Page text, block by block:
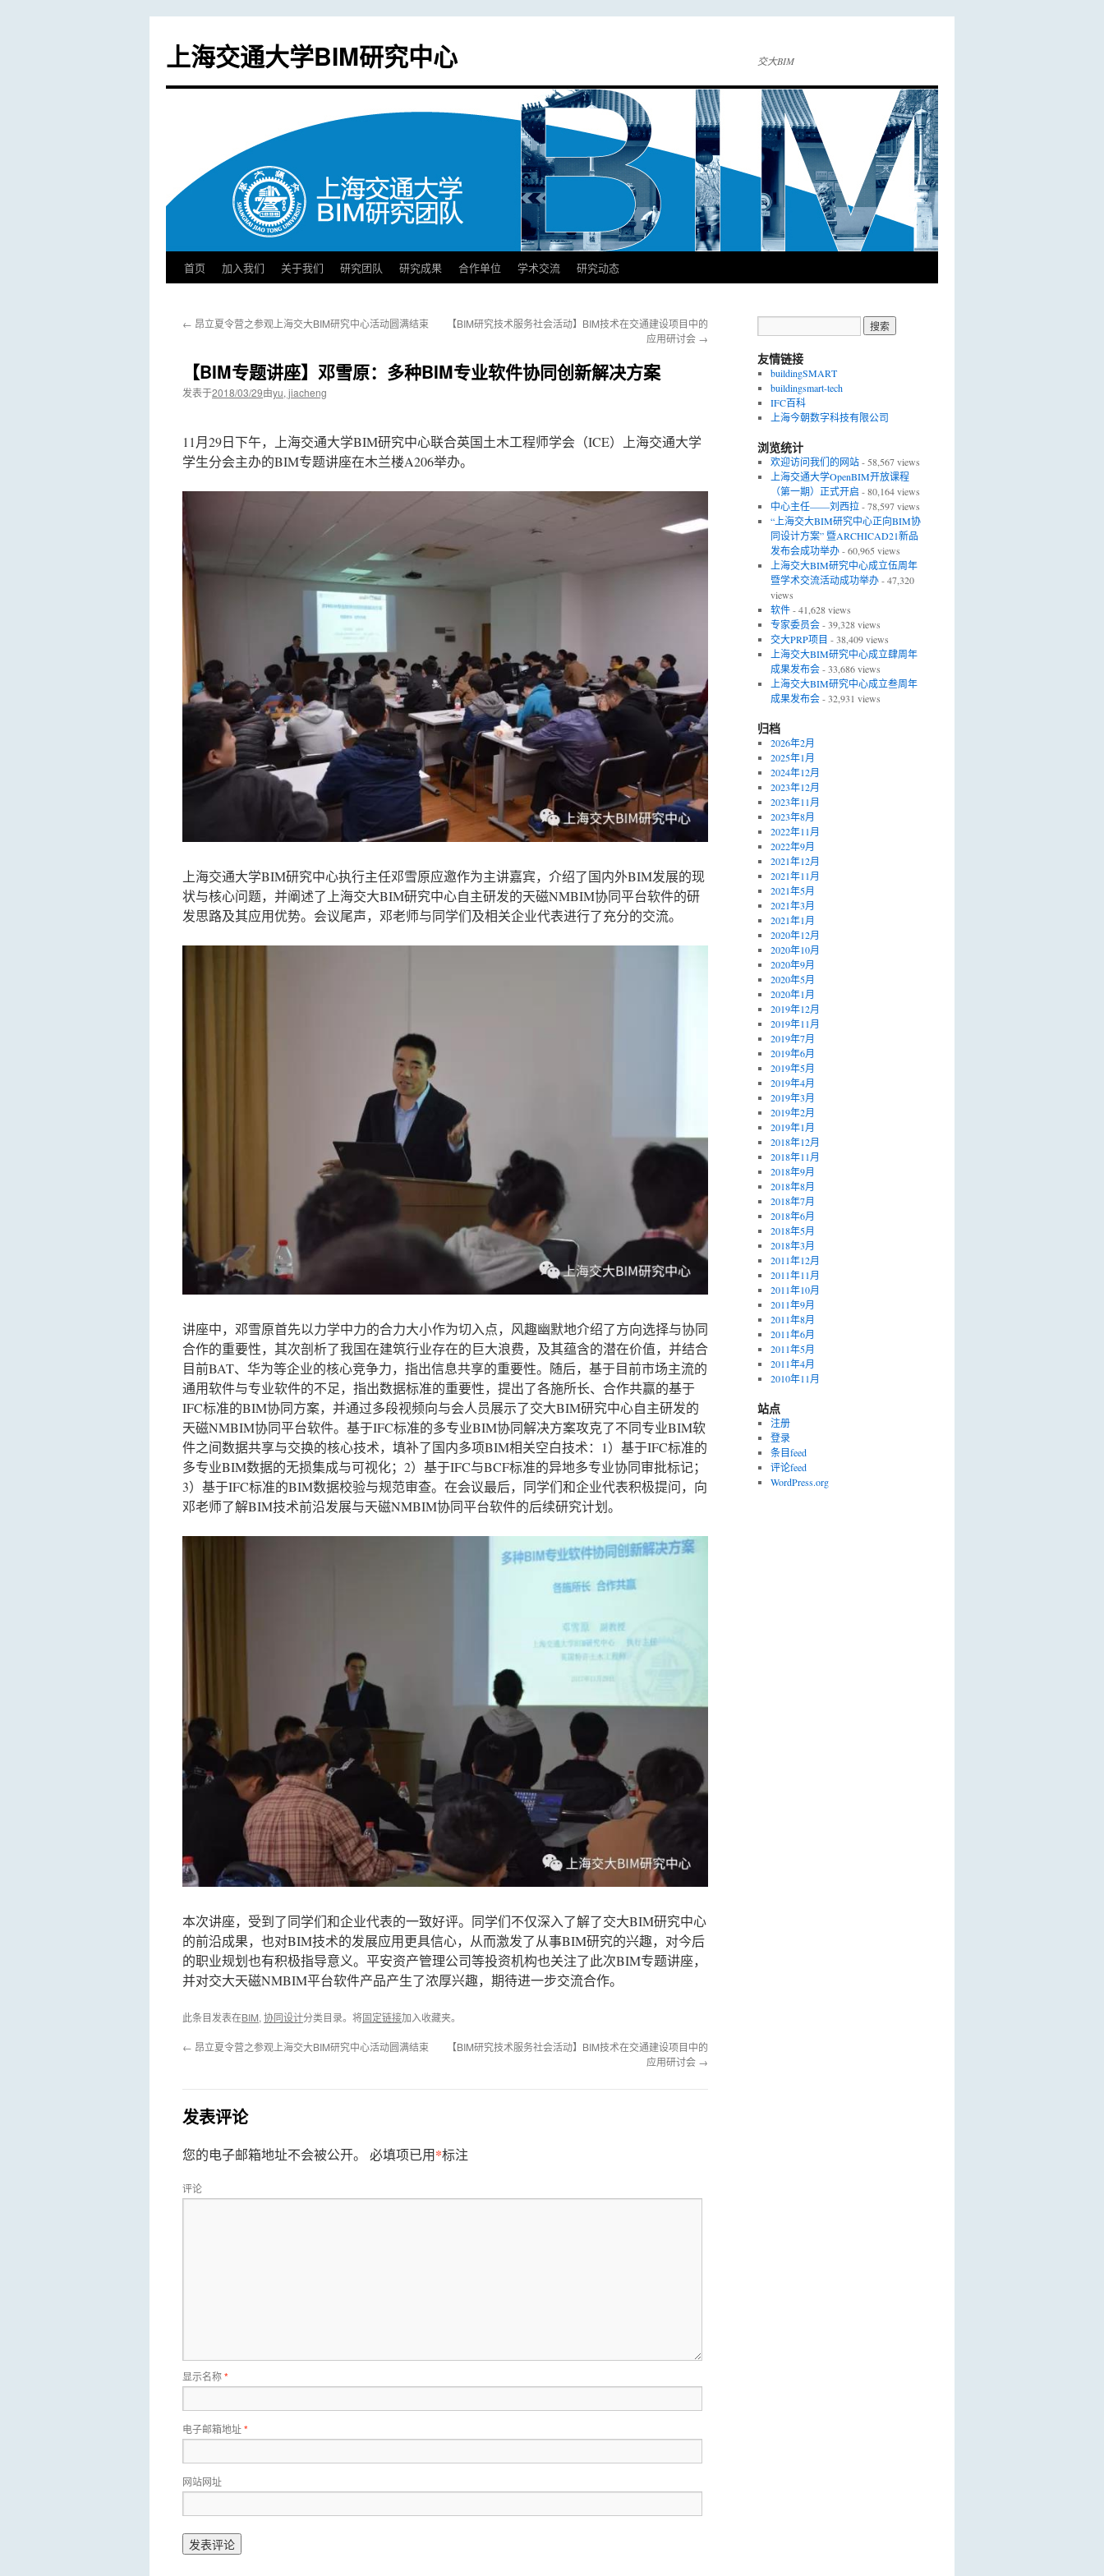
上海交通大学BIM研究中心 交大BIM
正
首页 加入我们 关于我们 研究团队 研究成果 合作单位 学术交流 研究动态
← 昂立夏令营之参观上海交大BIM研究中心活动圆满结束
【BIM研究技术服务社会活动】BIM技术在交通建设项目中的
应用研讨会 →
【BIM专题讲座】邓雪原：多种BIM专业软件协同创新解决方案
发表于2018/03/29由yu, jiacheng
11月29日下午，上海交通大学BIM研究中心联合英国土木工程师学会（ICE）上海交通大学
学生分会主办的BIM专题讲座在木兰楼A206举办。
上海交通大学BIM研究中心执行主任邓雪原应邀作为主讲嘉宾，介绍了国内外BIM发展的现
状与核心问题，并阐述了上海交大BIM研究中心自主研发的天磁NMBIM协同平台软件的研
发思路及其应用优势。会议尾声，邓老师与同学们及相关企业代表进行了充分的交流。
讲座中，邓雪原首先以力学中力的合力大小作为切入点，风趣幽默地介绍了方向选择与协同
合作的重要性，其次剖析了我国在建筑行业存在的巨大浪费，及其蕴含的潜在价值，并结合
目前BAT、华为等企业的核心竞争力，指出信息共享的重要性。随后，基于目前市场主流的
通用软件与专业软件的不足，指出数据标准的重要性，提出了各施所长、合作共赢的基于
IFC标准的BIM协同方案，并通过多段视频向与会人员展示了交大BIM研究中心自主研发的
天磁NMBIM协同平台软件。基于IFC标准的多专业BIM协同解决方案攻克了不同专业BIM软
件之间数据共享与交换的核心技术，填补了国内多项BIM相关空白技术：1）基于IFC标准的
多专业BIM数据的无损集成与可视化；2）基于IFC与BCF标准的异地多专业协同审批标记；
3）基于IFC标准的BIM数据校验与规范审查。在会议最后，同学们和企业代表积极提问，向
邓老师了解BIM技术前沿发展与天磁NMBIM协同平台软件的后续研究计划。
本次讲座，受到了同学们和企业代表的一致好评。同学们不仅深入了解了交大BIM研究中心
的前沿成果，也对BIM技术的发展应用更具信心，从而激发了从事BIM研究的兴趣，对今后
的职业规划也有积极指导意义。平安资产管理公司等投资机构也关注了此次BIM专题讲座，
并对交大天磁NMBIM平台软件产品产生了浓厚兴趣，期待进一步交流合作。
此条目发表在BIM, 协同设计分类目录。将固定链接加入收藏夹。
← 昂立夏令营之参观上海交大BIM研究中心活动圆满结束
【BIM研究技术服务社会活动】BIM技术在交通建设项目中的
应用研讨会 →
发表评论
您的电子邮箱地址不会被公开。 必填项已用*标注
评论
显示名称*
电子邮箱地址*
网站网址
友情链接
buildingSMART
buildingsmart-tech
IFC百科
上海今朝数字科技有限公司
浏览统计
欢迎访问我们的网站- 58,567 views
上海交通大学OpenBIM开放课程
（第一期）正式开启 - 80,164 views
中心主任——刘西拉- 78,597 views
“上海交大BIM研究中心正向BIM协
同设计方案” 暨ARCHICAD21新品
发布会成功举办- 60,965 views
上海交大BIM研究中心成立伍周年
暨学术交流活动成功举办- 47,320
views
软件- 41,628 views
专家委员会- 39,328 views
交大PRP项目 - 38,409 views
上海交大BIM研究中心成立肆周年
成果发布会- 33,686 views
上海交大BIM研究中心成立叁周年
成果发布会- 32,931 views
归档
2026年2月
2025年1月
2024年12月
2023年12月
2023年11月
2023年8月
2022年11月
2022年9月
2021年12月
2021年11月
2021年5月
2021年3月
2021年1月
2020年12月
2020年10月
2020年9月
2020年5月
2020年1月
2019年12月
2019年11月
2019年7月
2019年6月
2019年5月
2019年4月
2019年3月
2019年2月
2019年1月
2018年12月
2018年11月
2018年9月
2018年8月
2018年7月
2018年6月
2018年5月
2018年3月
2011年12月
2011年11月
2011年10月
2011年9月
2011年8月
2011年6月
2011年5月
2011年4月
2010年11月
站点
注册
登录
条目feed
评论feed
WordPress.org